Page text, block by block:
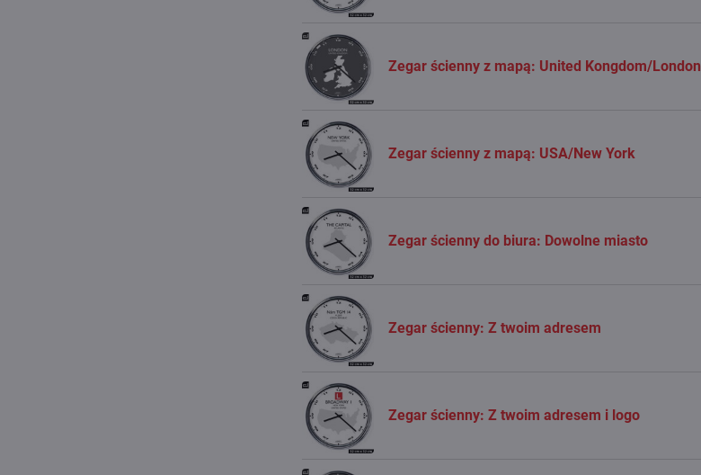
Zegar ścienny z mapą: United Kongdom/London
Zegar ścienny z mapą: USA/New York
Zegar ścienny do biura: Dowolne miasto
Zegar ścienny: Z twoim adresem
Zegar ścienny: Z twoim adresem i logo